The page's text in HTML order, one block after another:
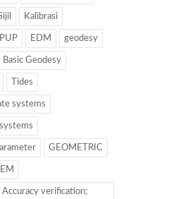
Kalibrasi
EDM geodesy
Basic Geodesy
Tides
systems
GEOMETRIC
verification;